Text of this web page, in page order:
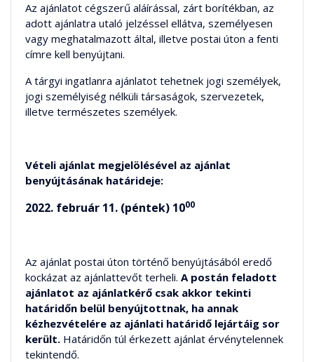
Az ajánlatot cégszerű aláírással, zárt borítékban, az
adott ajánlatra utaló jelzéssel ellátva, személyesen
vagy meghatalmazott által, illetve postai úton a fenti
címre kell benyújtani.
A tárgyi ingatlanra ajánlatot tehetnek jogi személyek,
jogi személyiség nélküli társaságok, szervezetek,
illetve természetes személyek.
Vételi ajánlat megjelölésével az ajánlat
benyújtásának határideje:
2022. február 11. (péntek) 1000
Az ajánlat postai úton történő benyújtásából eredő
kockázat az ajánlattevőt terheli. A postán feladott
ajánlatot az ajánlatkérő csak akkor tekinti
határidőn belül benyújtottnak, ha annak
kézhezvételére az ajánlati határidő lejártáig sor
került. Határidőn túl érkezett ajánlat érvénytelennek
tekintendő.